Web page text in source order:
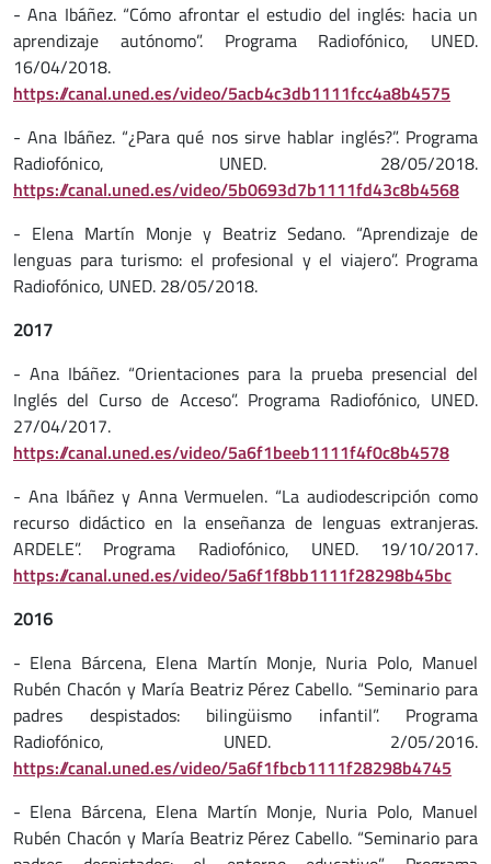
- Ana Ibáñez. “Cómo afrontar el estudio del inglés: hacia un
aprendizaje autónomo”. Programa Radiofónico, UNED.
16/04/2018.
https://canal.uned.es/video/5acb4c3db1111fcc4a8b4575
- Ana Ibáñez. “¿Para qué nos sirve hablar inglés?”. Programa
Radiofónico, UNED. 28/05/2018.
https://canal.uned.es/video/5b0693d7b1111fd43c8b4568
- Elena Martín Monje y Beatriz Sedano. “Aprendizaje de
lenguas para turismo: el profesional y el viajero”. Programa
Radiofónico, UNED. 28/05/2018.
2017
- Ana Ibáñez. “Orientaciones para la prueba presencial del
Inglés del Curso de Acceso”. Programa Radiofónico, UNED.
27/04/2017.
https://canal.uned.es/video/5a6f1beeb1111f4f0c8b4578
- Ana Ibáñez y Anna Vermuelen. “La audiodescripción como
recurso didáctico en la enseñanza de lenguas extranjeras.
ARDELE”. Programa Radiofónico, UNED. 19/10/2017.
https://canal.uned.es/video/5a6f1f8bb1111f28298b45bc
2016
- Elena Bárcena, Elena Martín Monje, Nuria Polo, Manuel
Rubén Chacón y María Beatriz Pérez Cabello. “Seminario para
padres despistados: bilingüismo infantil”. Programa
Radiofónico, UNED. 2/05/2016.
https://canal.uned.es/video/5a6f1fbcb1111f28298b4745
- Elena Bárcena, Elena Martín Monje, Nuria Polo, Manuel
Rubén Chacón y María Beatriz Pérez Cabello. “Seminario para